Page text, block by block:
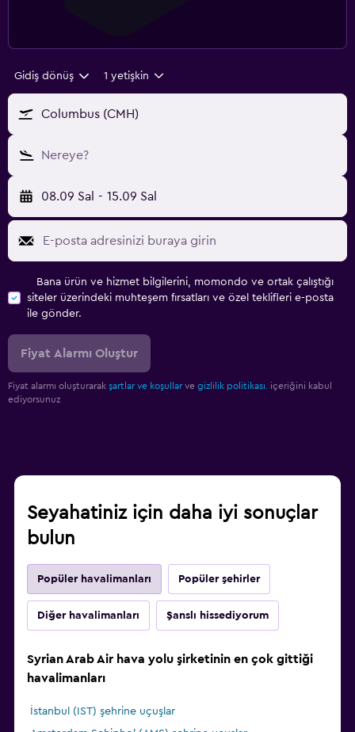
Gidiş dönüş 1 yetişkin
Columbus (CMH)
Nereye?
08.09 Sal - 15.09 Sal
Bana ürün ve hizmet bilgilerini, momondo ve ortak çalıştığı
siteler üzerindeki muhteşem fırsatları ve özel teklifleri e-posta
ile gönder.
Fiyat Alarmı Oluştur
Fiyat alarmı oluşturarak şartlar ve koşullar ve gizlilik politikası.
içeriğini kabul
ediyorsunuz
Seyahatiniz için daha iyi sonuçlar
bulun
Popüler havalimanları Popüler şehirler
Diğer havalimanları Şanslı hissediyorum
Syrian Arab Air hava yolu şirketinin en çok gittiği
havalimanları
İstanbul (IST) şehrine uçuşlar